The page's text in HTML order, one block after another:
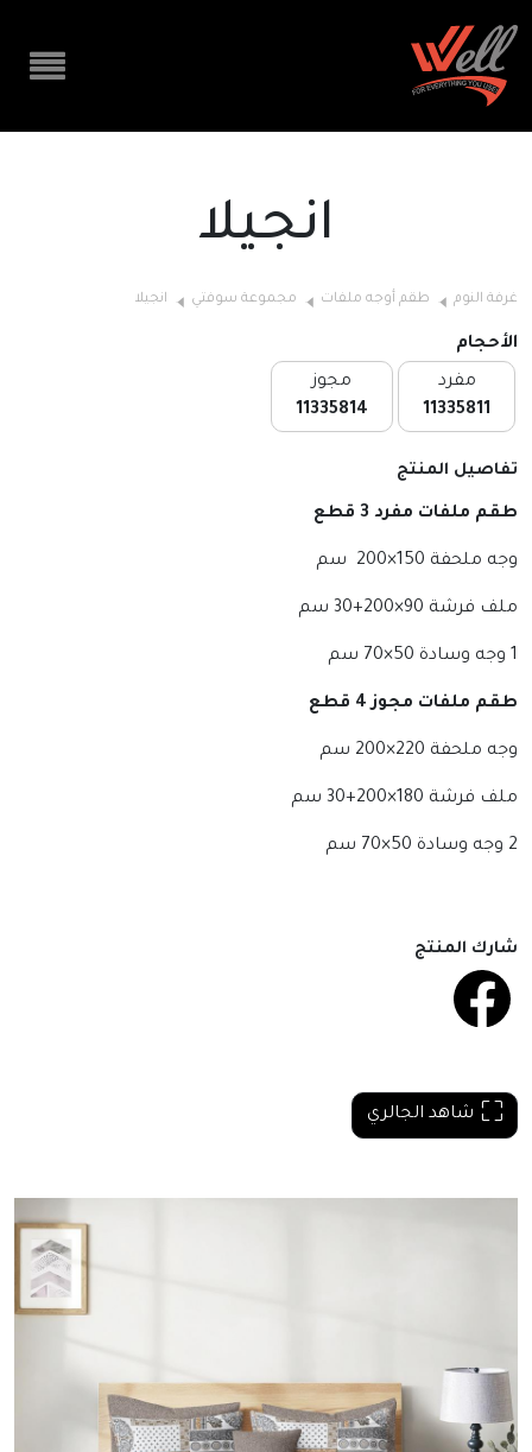
انجيلا
غرفة النوم طقم أوجه ملفات مجموعة سوفتي انجيلا
الأحجام
مفرد
11335811
مجوز
11335814
تفاصيل المنتج
طقم ملفات مفرد 3 قطع
وجه ملحفة 150×200 سم
ملف فرشة 90×200+30 سم
1 وجه وسادة 50×70 سم
طقم ملفات مجوز 4 قطع
وجه ملحفة 220×200 سم
ملف فرشة 180×200+30 سم
2 وجه وسادة 50×70 سم
شارك المنتج
شاهد الجالري